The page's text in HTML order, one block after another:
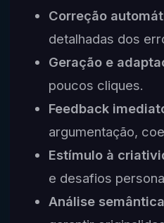
Correção
detalhadas dos
Geração e
poucos cliques.
Feedback
argumentação,
Estímulo à
e desafios
Análise